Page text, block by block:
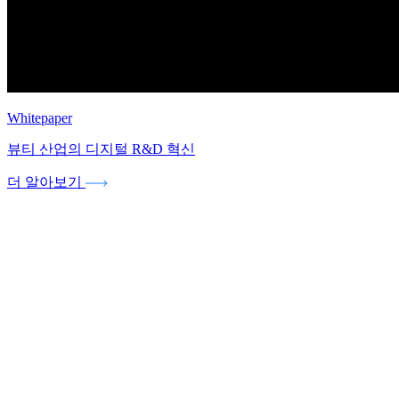
Whitepaper
뷰티 산업의 디지털 R&D 혁신
더 알아보기